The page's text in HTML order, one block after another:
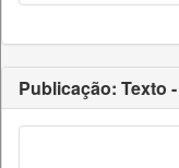
Publicação: Texto